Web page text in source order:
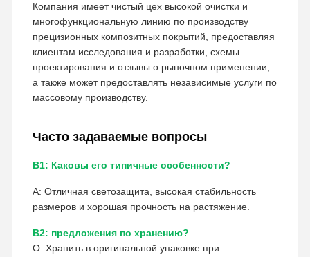
Компания имеет чистый цех высокой очистки и
многофункциональную линию по производству
прецизионных композитных покрытий, предоставляя
клиентам исследования и разработки, схемы
проектирования и отзывы о рыночном применении,
а также может предоставлять независимые услуги по
массовому производству.
Часто задаваемые вопросы
В1: Каковы его типичные особенности?
A: Отличная светозащита, высокая стабильность
размеров и хорошая прочность на растяжение.
В2: предложения по хранению?
О: Хранить в оригинальной упаковке при